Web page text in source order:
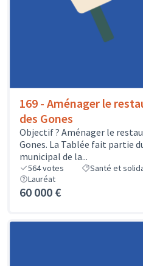
169 - Aménager le
des Gones
Objectif ? Aménager le
Gones. La Tablée fait partie
municipal de la...
564votes Santé et
Lauréat
60 000 €